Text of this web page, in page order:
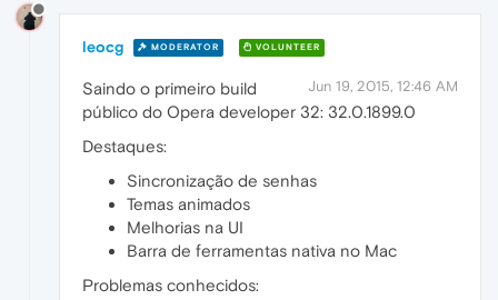
leocg MODERATOR VOLUNTEER
Jun 19, 2015, 12:46 AM
Saindo o primeiro build
público do Opera developer 32: 32.0.1899.0
Destaques:
Sincronização de senhas
Temas animados
Melhorias na UI
Barra de ferramentas nativa no Mac
Problemas conhecidos: